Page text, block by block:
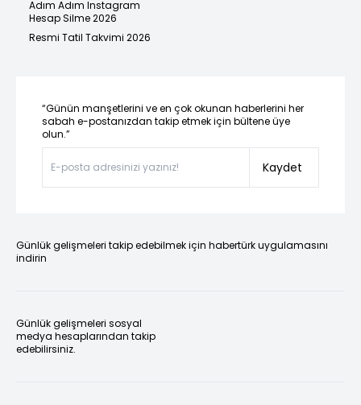
Adım Adım Instagram
Hesap Silme 2026
Resmi Tatil Takvimi 2026
“Günün manşetlerini ve en çok okunan haberlerini her
sabah e-postanızdan takip etmek için bültene üye
olun.”
Kaydet
Günlük gelişmeleri takip edebilmek için habertürk uygulamasını
indirin
Günlük gelişmeleri sosyal
medya hesaplarından takip
edebilirsiniz.